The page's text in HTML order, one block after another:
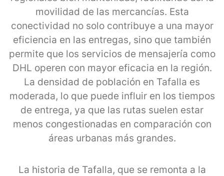
movilidad de las mercancías. Esta
conectividad no solo contribuye a una mayor
eficiencia en las entregas, sino que también
permite que los servicios de mensajería como
DHL operen con mayor eficacia en la región.
La densidad de población en Tafalla es
moderada, lo que puede influir en los tiempos
de entrega, ya que las rutas suelen estar
menos congestionadas en comparación con
áreas urbanas más grandes.
La historia de Tafalla, que se remonta a la